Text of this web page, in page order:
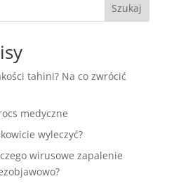
Szukaj
tahini? Na co zwrócić
medyczne
wyleczyć?
wirusowe zapalenie